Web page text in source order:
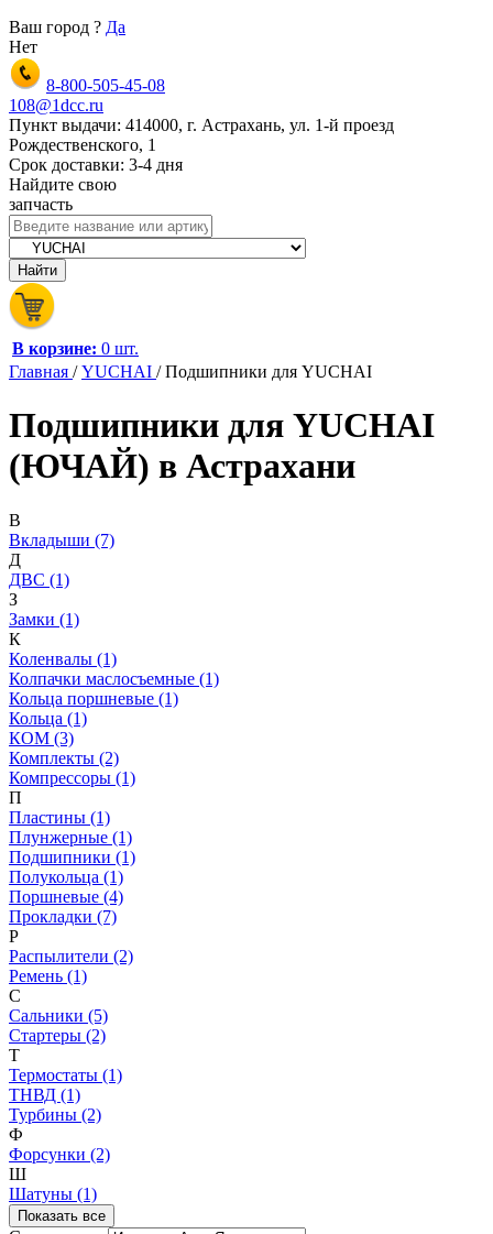
Ваш город ? Да
Нет
8-800-505-45-08
108@1dcc.ru
Пункт выдачи: 414000, г. Астрахань, ул. 1-й проезд
Рождественского, 1
Срок доставки: 3-4 дня
Найдите свою
запчасть
В корзине: 0 шт.
Главная /YUCHAI /Подшипники для YUCHAI
Подшипники для YUCHAI
(ЮЧАЙ) в Астрахани
В
Вкладыши (7)
Д
ДВС (1)
З
Замки (1)
К
Коленвалы (1)
Колпачки маслосъемные (1)
Кольца поршневые (1)
Кольца (1)
КОМ (3)
Комплекты (2)
Компрессоры (1)
П
Пластины (1)
Плунжерные (1)
Подшипники (1)
Полукольца (1)
Поршневые (4)
Прокладки (7)
Р
Распылители (2)
Ремень (1)
С
Сальники (5)
Стартеры (2)
Т
Термостаты (1)
ТНВД (1)
Турбины (2)
Ф
Форсунки (2)
Ш
Шатуны (1)
Показать все